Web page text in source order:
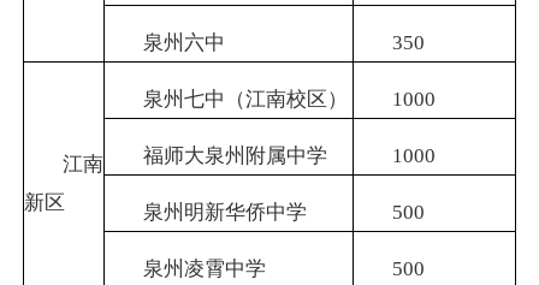
泉州六中 350
江南
新区
泉州七中（江南校区） 1000
福师大泉州附属中学 1000
泉州明新华侨中学 500
泉州凌霄中学 500